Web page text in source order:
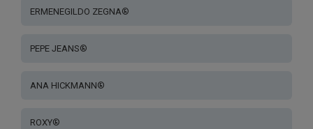
ERMENEGILDO ZEGNA®
PEPE JEANS®
ANA HICKMANN®
ROXY®